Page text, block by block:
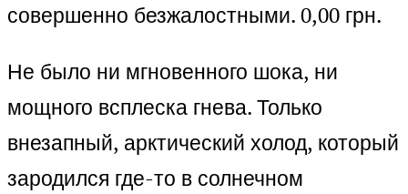
совершенно безжалостными. 0,00 грн.
Не было ни мгновенного шока, ни
мощного всплеска гнева. Только
внезапный, арктический холод, который
зародился где-то в солнечном